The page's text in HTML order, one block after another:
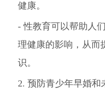
健康。
- 性教育可以帮助人
理健康的影响，从而
识。
2. 预防青少年早婚和